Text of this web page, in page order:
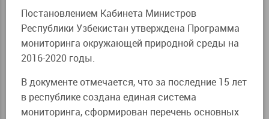
Постановлением Кабинета Министров
Республики Узбекистан утверждена Программа
мониторинга окружающей природной среды на
2016-2020 годы.
В документе отмечается, что за последние 15 лет
в республике создана единая система
мониторинга, сформирован перечень основных